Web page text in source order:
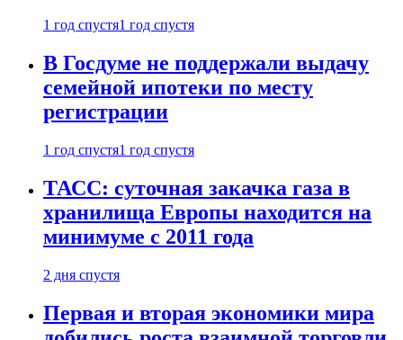
1 год спустя1 год спустя
В Госдуме не поддержали выдачу
семейной ипотеки по месту
регистрации
1 год спустя1 год спустя
ТАСС: суточная закачка газа в
хранилища Европы находится на
минимуме с 2011 года
2 дня спустя
Первая и вторая экономики мира